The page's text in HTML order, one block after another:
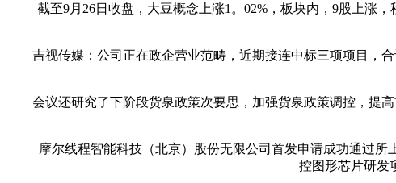
截至9月26日收盘，大豆概念上涨1。02%，板块内，9股上涨，
吉视传媒：公司正在政企营业范畴，近期接连中标三项项目，合
会议还研究了下阶段货泉政策次要思，加强货泉政策调控，提高
摩尔线程智能科技（北京）股份无限公司首发申请成功通过所
控图形芯片研发